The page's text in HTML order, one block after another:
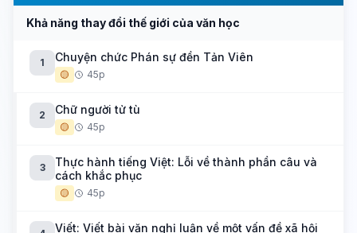
Khả năng thay đổi thế giới của văn học
1 Chuyện chức Phán sự đền Tản Viên
🟡 45p
2 Chữ người tử tù
🟡 45p
3
Thực hành tiếng Việt: Lỗi về thành phần câu và
cách khắc phục
🟡 45p
Viết: Viết bài văn nghị luận về một vấn đề xã hội